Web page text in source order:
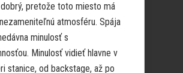
pretože toto miesto má
atmosféru. Spája
minulosť s
Minulosť vidieť hlavne v
stanice, od backstage, až po